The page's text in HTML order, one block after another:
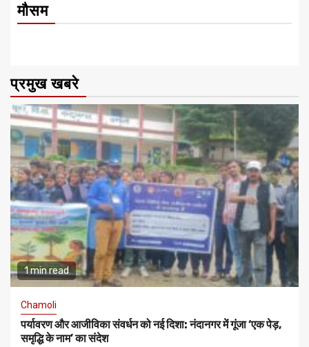
मौसम
प्रमुख खबरे
1 min read
Chamoli
पर्यावरण और आजीविका संवर्धन को नई दिशा: नंदानगर में गूंजा ‘एक पेड़,
समृद्धि के नाम’ का संदेश